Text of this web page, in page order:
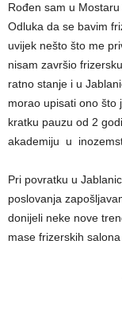
Rođen sam u
Odluka da se bavim
uvijek nešto što me
nisam završio
ratno stanje i u
morao upisati ono što
kratku pauzu od 2
akademiju u
Pri povratku u
poslovanja
donijeli neke nove
mase frizerskih